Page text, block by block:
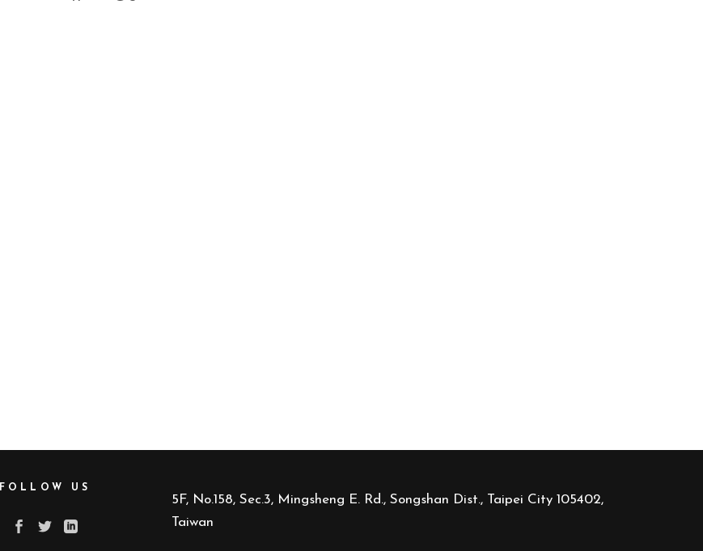
FOLLOW US
5F, No.158, Sec.3, Mingsheng E. Rd., Songshan Dist., Taipei City 105402,
Taiwan